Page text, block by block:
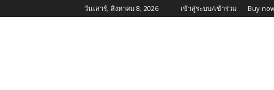
วันเสาร์, สิงหาคม 8, 2026 เข้าสู่ระบบ/เข้าร่วม Buy